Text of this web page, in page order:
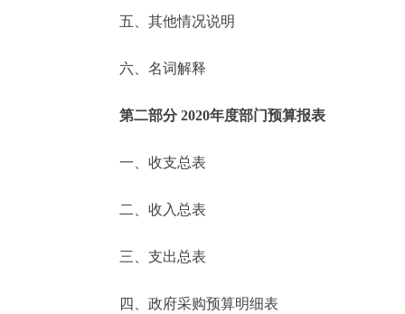
便民服务
中介服务
政民互动
12345网上接诉即办
参与调查
走进北京
北京概况
五、其他情况说明
六、名词解释
第二部分 2020年度部门预算报表
一、收支总表
二、收入总表
三、支出总表
四、政府采购预算明细表